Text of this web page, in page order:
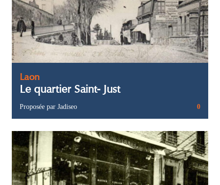
Laon
Le quartier Saint- Just
Proposée par Jadiseo 0